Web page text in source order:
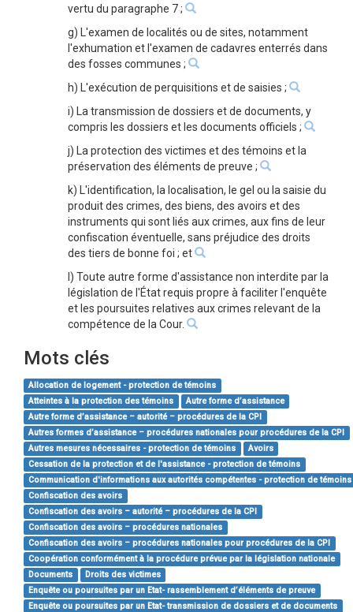
vertu du paragraphe 7 ;
g) L'examen de localités ou de sites, notamment
l'exhumation et l'examen de cadavres enterrés dans
des fosses communes ;
h) L'exécution de perquisitions et de saisies ;
i) La transmission de dossiers et de documents, y
compris les dossiers et les documents officiels ;
j) La protection des victimes et des témoins et la
préservation des éléments de preuve ;
k) L'identification, la localisation, le gel ou la saisie du
produit des crimes, des biens, des avoirs et des
instruments qui sont liés aux crimes, aux fins de leur
confiscation éventuelle, sans préjudice des droits
des tiers de bonne foi ; et
l) Toute autre forme d'assistance non interdite par la
législation de l'État requis propre à faciliter l'enquête
et les poursuites relatives aux crimes relevant de la
compétence de la Cour.
Mots clés
Allocation de logement - protection de témoins
Atteintes à la protection des témoins
Autre forme d’assistance
Autre forme d’assistance – autorité – procédures de la CPI
Autres formes d’assistance – procédures nationales pour procédures de la CPI
Autres mesures nécessaires - protection de témoins
Avoirs
Cessation de la protection et de l'assistance - protection de témoins
Communication d'informations aux autorités compétentes - protection de témoins
Confiscation des avoirs
Confiscation des avoirs – autorité – procédures de la CPI
Confiscation des avoirs – procédures nationales
Confiscation des avoirs – procédures nationales pour procédures de la CPI
Coopération conformément à la procédure prévue par la législation nationale
Documents
Droits des victimes
Enquête ou poursuites par un Etat- rassemblement d’éléments de preuve
Enquête ou poursuites par un Etat- transmission de dossiers et de documents